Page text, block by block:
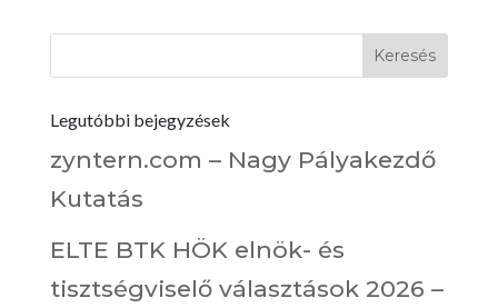
Legutóbbi bejegyzések
zyntern.com – Nagy Pályakezdő
Kutatás
ELTE BTK HÖK elnök- és
tisztségviselő választások 2026 –